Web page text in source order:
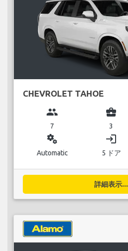
CHEVROLET TAHOE
group
7
business_center
3
miscellaneous_services
Automatic
login
5 ドア
詳細表示...